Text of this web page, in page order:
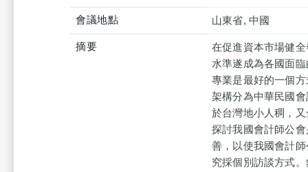
會議地點 山東省, 中國
摘要
在促進資本市場健
水準遂成為各國面
專業是最好的一個
架構分為中華民國
於台灣地小人稠，
探討我國會計師公
善，以使我國會計
究採個別訪談方式